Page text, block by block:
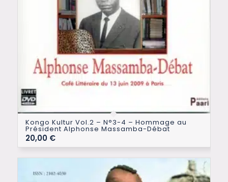
Kongo Kultur Vol.2 – N°3-4 – Hommage au
Président Alphonse Massamba-Débat
20,00 €